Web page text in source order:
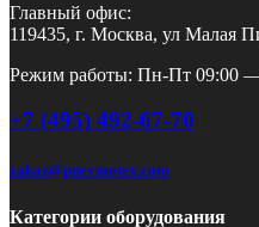
Главный офис:
119435, г. Москва, ул Малая
Режим работы: Пн-Пт 09:00
+7 (495) 492-67-70
zakaz@pnevmotex.com
Категории оборудования